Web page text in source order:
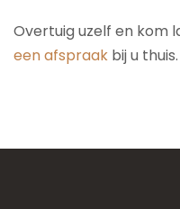
Overtuig uzelf en kom
een afspraak bij u thuis.